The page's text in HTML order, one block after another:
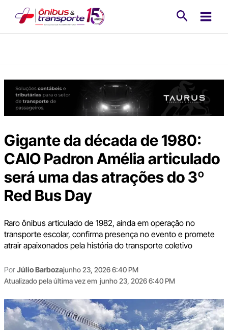
Gigante da década de 1980:
CAIO Padron Amélia articulado
será uma das atrações do 3º
Red Bus Day
Raro ônibus articulado de 1982, ainda em operação no
transporte escolar, confirma presença no evento e promete
atrair apaixonados pela história do transporte coletivo
PorJúlio Barbozajunho 23, 2026 6:40 PM
Atualizado pela última vez em junho 23, 2026 6:40 PM